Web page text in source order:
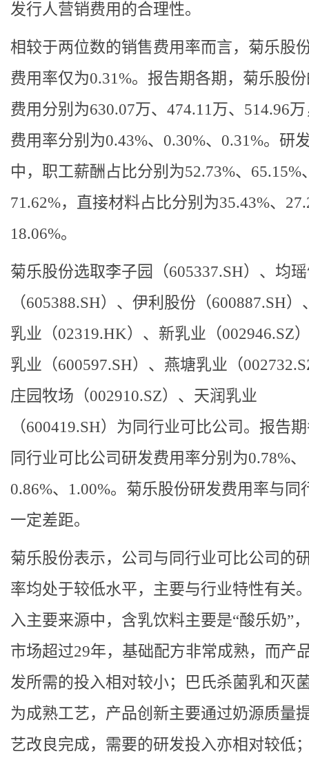
发行人营销费用的合理性。
相较于两位数的销售费用率而言，菊乐股
费用率仅为0.31%。报告期各期，菊乐股
费用分别为630.07万、474.11万、514.96
费用率分别为0.43%、0.30%、0.31%。研
中，职工薪酬占比分别为52.73%、65.15%
71.62%，直接材料占比分别为35.43%、
18.06%。
菊乐股份选取李子园（605337.SH）、均
（605388.SH）、伊利股份（600887.SH）
乳业（02319.HK）、新乳业（002946.SZ
乳业（600597.SH）、燕塘乳业（
庄园牧场（002910.SZ）、天润乳业
（600419.SH）为同行业可比公司。报告
同行业可比公司研发费用率分别为0.78%、
0.86%、1.00%。菊乐股份研发费用率与同
一定差距。
菊乐股份表示，公司与同行业可比公司的
率均处于较低水平，主要与行业特性有关
入主要来源中，含乳饮料主要是“酸乐奶”
市场超过29年，基础配方非常成熟，而产
发所需的投入相对较小；巴氏杀菌乳和灭
为成熟工艺，产品创新主要通过奶源质量
艺改良完成，需要的研发投入亦相对较低